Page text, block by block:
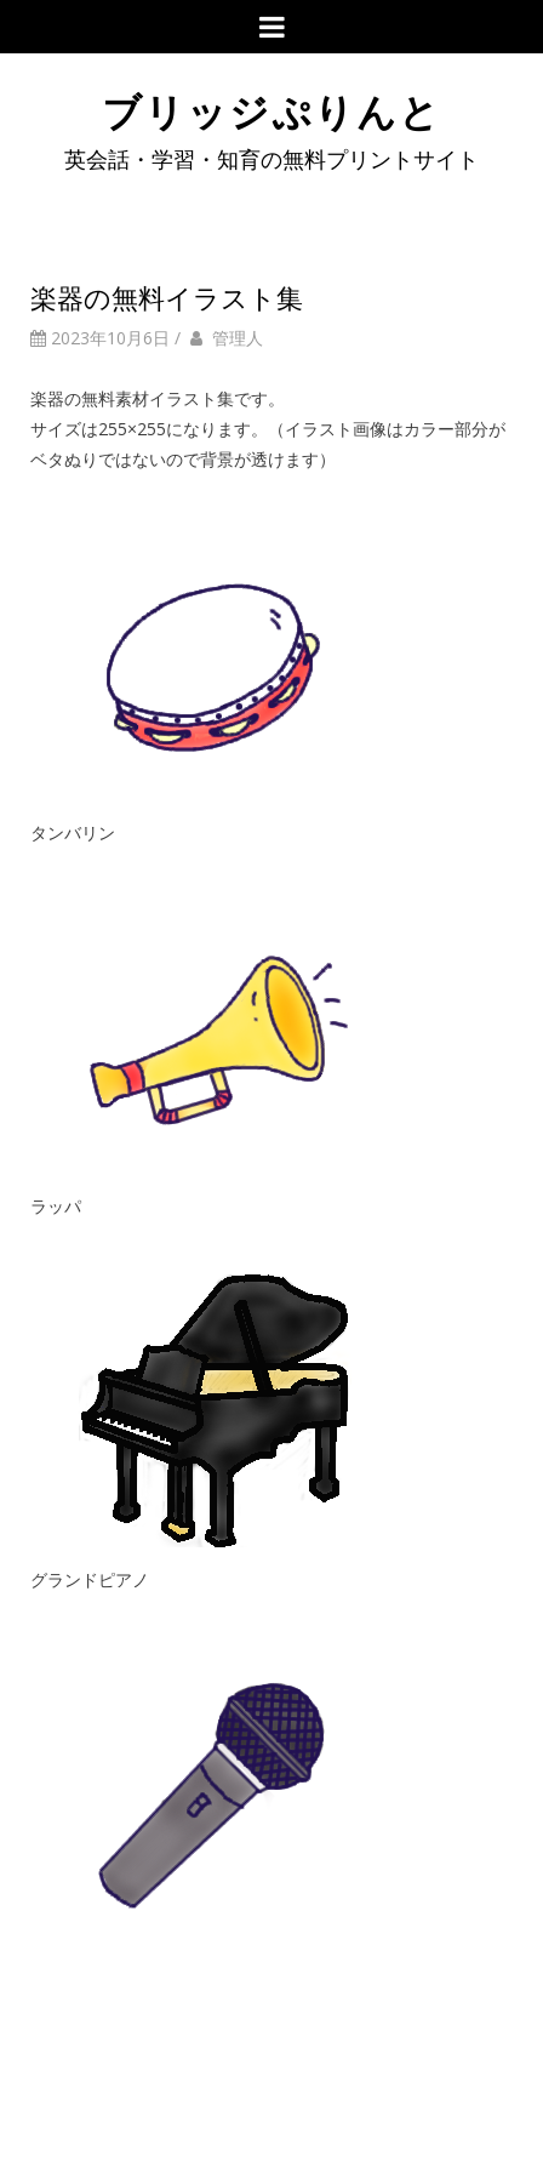
ブリッジぷりんと
英会話・学習・知育の無料プリントサイト
楽器の無料イラスト集
2023年10月6日 / 管理人
楽器の無料素材イラスト集です。
サイズは255×255になります。（イラスト画像はカラー部分が
ベタぬりではないので背景が透けます）
タンバリン
ラッパ
グランドピアノ